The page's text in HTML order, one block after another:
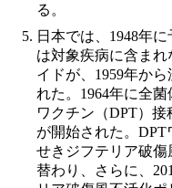
る。
日本では、1948年
は対象疾病に含まれ
イドが、1959年か
れた。1964年に全
ワクチン（DPT）
が開始された。DPT
せきジフテリア破傷
替わり、さらに、